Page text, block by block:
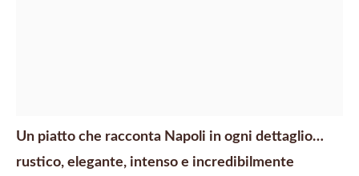
Un piatto che racconta Napoli in ogni dettaglio…
rustico, elegante, intenso e incredibilmente